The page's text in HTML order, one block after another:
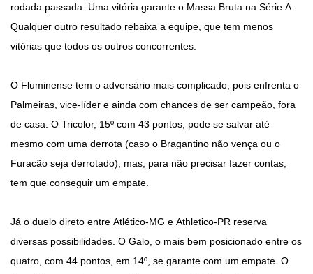
rodada passada. Uma vitória garante o Massa Bruta na Série A.
Qualquer outro resultado rebaixa a equipe, que tem menos
vitórias que todos os outros concorrentes.
O Fluminense tem o adversário mais complicado, pois enfrenta o
Palmeiras, vice-líder e ainda com chances de ser campeão, fora
de casa. O Tricolor, 15º com 43 pontos, pode se salvar até
mesmo com uma derrota (caso o Bragantino não vença ou o
Furacão seja derrotado), mas, para não precisar fazer contas,
tem que conseguir um empate.
Já o duelo direto entre Atlético-MG e Athletico-PR reserva
diversas possibilidades. O Galo, o mais bem posicionado entre os
quatro, com 44 pontos, em 14º, se garante com um empate. O